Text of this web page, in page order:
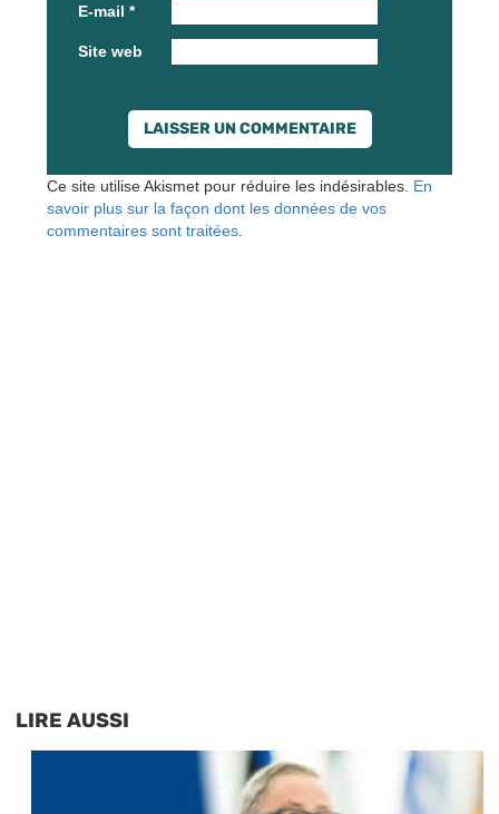
E-mail *
Site web
Ce site utilise Akismet pour réduire les indésirables. En
savoir plus sur la façon dont les données de vos
commentaires sont traitées
LIRE AUSSI